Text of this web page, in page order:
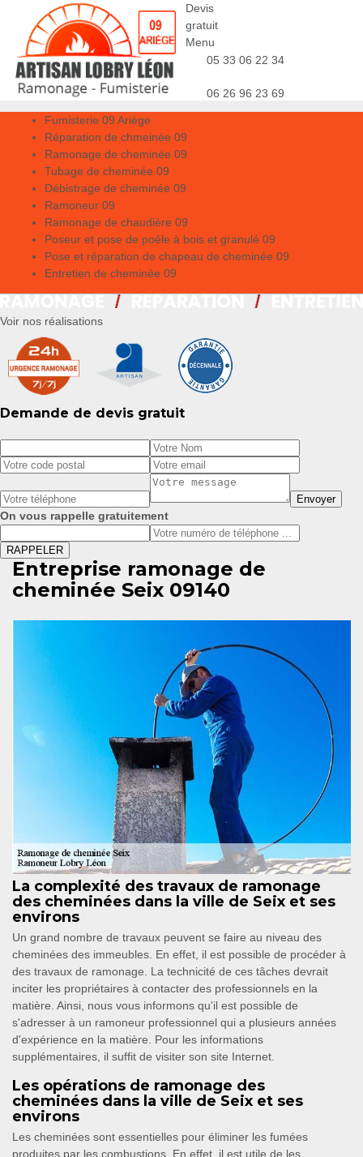
Devis
gratuit
Menu
05 33 06 22 34
06 26 96 23 69
Fumisterie 09 Ariège
Réparation de chmeinée 09
Ramonage de cheminée 09
Tubage de cheminée 09
Débistrage de cheminée 09
Ramoneur 09
Ramonage de chaudière 09
Poseur et pose de poêle à bois et granulé 09
Pose et réparation de chapeau de cheminée 09
Entretien de cheminée 09
Voir nos réalisations
Demande de devis gratuit
On vous rappelle gratuitement
Entreprise ramonage de
cheminée Seix 09140
La complexité des travaux de ramonage
des cheminées dans la ville de Seix et ses
environs
Un grand nombre de travaux peuvent se faire au niveau des
cheminées des immeubles. En effet, il est possible de procéder à
des travaux de ramonage. La technicité de ces tâches devrait
inciter les propriétaires à contacter des professionnels en la
matière. Ainsi, nous vous informons qu'il est possible de
s'adresser à un ramoneur professionnel qui a plusieurs années
d'expérience en la matière. Pour les informations
supplémentaires, il suffit de visiter son site Internet.
Les opérations de ramonage des
cheminées dans la ville de Seix et ses
environs
Les cheminées sont essentielles pour éliminer les fumées
produites par les combustions. En effet, il est utile de les